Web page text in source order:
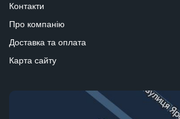
Контакти
Про компанію
Доставка та оплата
Карта сайту